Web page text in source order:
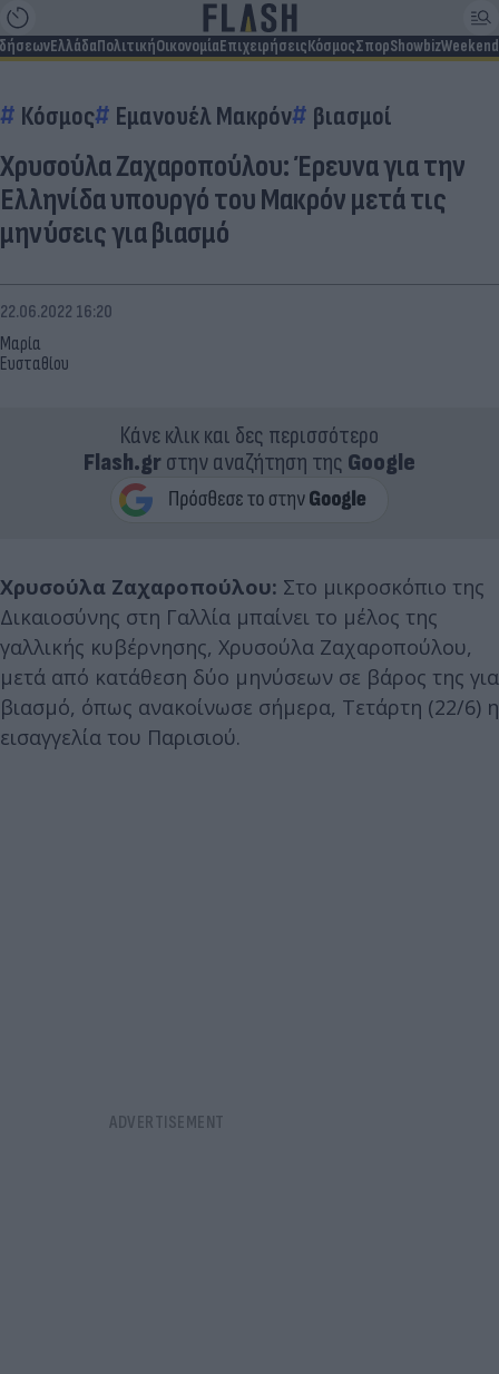
ΕλλάδαΠολιτικήΟικονομίαΕπιχειρήσειςΚόσμοςΣπορShowbizWeekend
Κόσμος Εμανουέλ Μακρόν βιασμοί
Χρυσούλα Ζαχαροπούλου: Έρευνα για την
Ελληνίδα υπουργό του Μακρόν μετά τις
μηνύσεις για βιασμό
Μαρία
Ευσταθίου
22.06.2022 16:20
Κάνε κλικ και δες περισσότερο
Flash.grστην αναζήτηση της Google
Χρυσούλα Ζαχαροπούλου: Στο μικροσκόπιο της
Δικαιοσύνης στη Γαλλία μπαίνει το μέλος της
γαλλικής κυβέρνησης, Χρυσούλα Ζαχαροπούλου,
μετά από κατάθεση δύο μηνύσεων σε βάρος της για
βιασμό, όπως ανακοίνωσε σήμερα, Τετάρτη (22/6) η
εισαγγελία του Παρισιού.